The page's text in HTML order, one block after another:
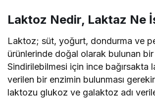
Laktoz Nedir, Laktaz Ne
Laktoz; süt, yoğurt, dondurma ve
ürünlerinde doğal olarak bulunan
Sindirilebilmesi için ince bağırsakta
verilen bir enzimin bulunması
laktozu glukoz ve galaktoz adı